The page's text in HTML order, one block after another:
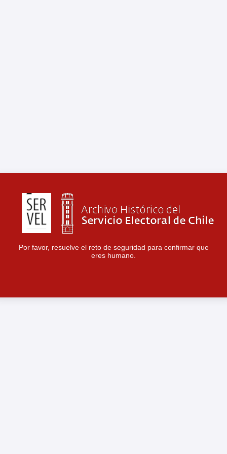
Por favor, resuelve el reto de seguridad para confirmar que
eres humano.